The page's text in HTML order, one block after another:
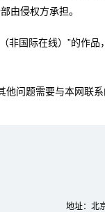
由侵权方承担。
非国际在线）”的作
他问题需要与本网联
地址：北